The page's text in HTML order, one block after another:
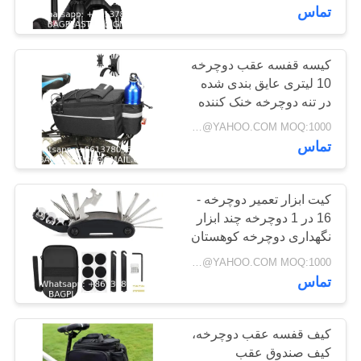
کنترل
کیفیت
تماس
بگیرید
درخواست
نقل
قول
نقشه
تولیدات کمپینگ
تامینات BAGEASE
181
محصولات فضای باز
لوازم جانبی تولید
کیسه
81
کیف کمر
تماس
کیسه قفسه عقب دوچرخه
10 لیتری عایق بندی شده
در تنه دوچرخه خنک کننده
انعکاسی دوچرخه صندلی
عقب کیسه باری دوچرخه
مقاوم در برابر آب
Negotiable BAGPLASTICS@YAHOO.COM MOQ:1000 قطعه اسکایپ: mydearneil
تماس
کیت ابزار تعمیر دوچرخه -
16 در 1 دوچرخه چند ابزار
نگهداری دوچرخه کوهستان
ابزار دوچرخه سواری، آچار
کلید شش گوش دوچرخه
تماس
کیف قفسه عقب دوچرخه،
کیف صندوق عقب